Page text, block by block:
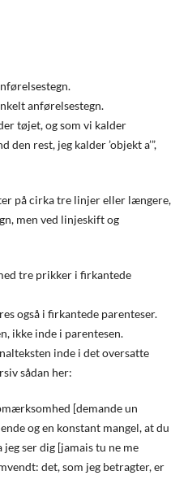
anførelsestegn.
tøjet, og som vi kalder
den rest, jeg kalder ’objekt a’”,
på cirka tre linjer eller længere,
men ved linjeskift og
tre prikker i firkantede
også i firkantede parenteser.
ikke inde i parentesen.
inde i det oversatte
sådan her:
[demande un
og en konstant mangel, at du
ser dig [jamais tu ne me
det, som jeg betragter, er